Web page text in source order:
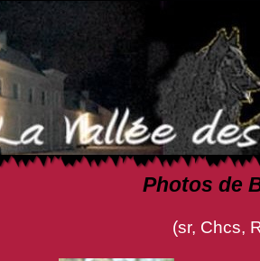
Photos de
(sr, Chcs, Rival de la